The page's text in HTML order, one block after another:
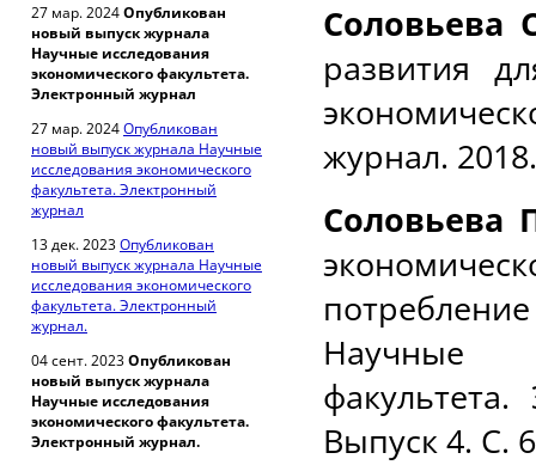
27 мар. 2024Опубликован
новый выпуск журнала
Научные исследования
экономического факультета.
Электронный журнал
27 мар. 2024Опубликован
новый выпуск журнала Научные
исследования экономического
факультета. Электронный
журнал
13 дек. 2023Опубликован
новый выпуск журнала Научные
исследования экономического
факультета. Электронный
журнал.
04 сент. 2023Опубликован
новый выпуск журнала
Научные исследования
экономического факультета.
Электронный журнал.
Соловьева
развития
журнал.
Соловьева
Научные
Выпуск 4. С.